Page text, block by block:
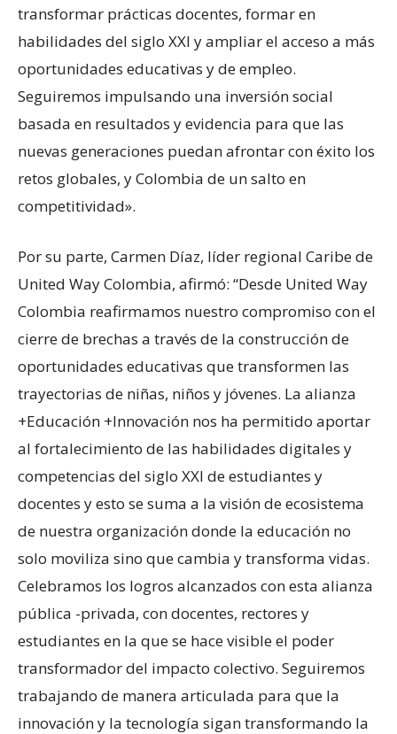
transformar prácticas docentes, formar en
habilidades del siglo XXI y ampliar el acceso a más
oportunidades educativas y de empleo.
Seguiremos impulsando una inversión social
basada en resultados y evidencia para que las
nuevas generaciones puedan afrontar con éxito los
retos globales, y Colombia de un salto en
competitividad».
Por su parte, Carmen Díaz, líder regional Caribe de
United Way Colombia, afirmó: “Desde United Way
Colombia reafirmamos nuestro compromiso con el
cierre de brechas a través de la construcción de
oportunidades educativas que transformen las
trayectorias de niñas, niños y jóvenes. La alianza
+Educación +Innovación nos ha permitido aportar
al fortalecimiento de las habilidades digitales y
competencias del siglo XXI de estudiantes y
docentes y esto se suma a la visión de ecosistema
de nuestra organización donde la educación no
solo moviliza sino que cambia y transforma vidas.
Celebramos los logros alcanzados con esta alianza
pública -privada, con docentes, rectores y
estudiantes en la que se hace visible el poder
transformador del impacto colectivo. Seguiremos
trabajando de manera articulada para que la
innovación y la tecnología sigan transformando la